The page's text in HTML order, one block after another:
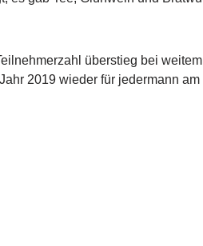
überstieg bei
2019 wieder für jedermann